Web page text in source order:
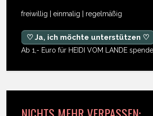
freiwillig | einmalig | regelmäßig
♡ Ja, ich möchte unterstützen ♡
Ab 1,- Euro für HEIDI VOM LANDE